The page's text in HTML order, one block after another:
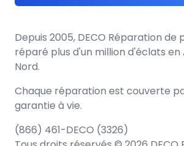
Depuis 2005, DECO Réparation de
réparé plus d'un million d'éclats en
Nord.
Chaque réparation est couverte
garantie à vie.
(866) 461-DECO (3326)